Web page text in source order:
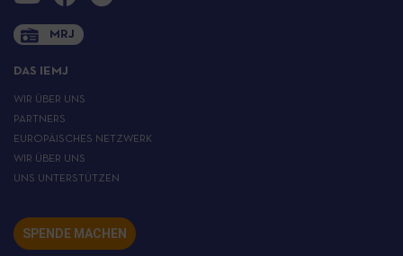
MRJ
DAS IEMJ
WIR ÜBER UNS
PARTNERS
EUROPÄISCHES NETZWERK
WIR ÜBER UNS
UNS UNTERSTÜTZEN
SPENDE MACHEN